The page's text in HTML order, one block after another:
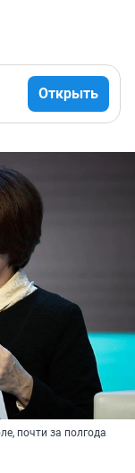
Открыть
почти за полгода